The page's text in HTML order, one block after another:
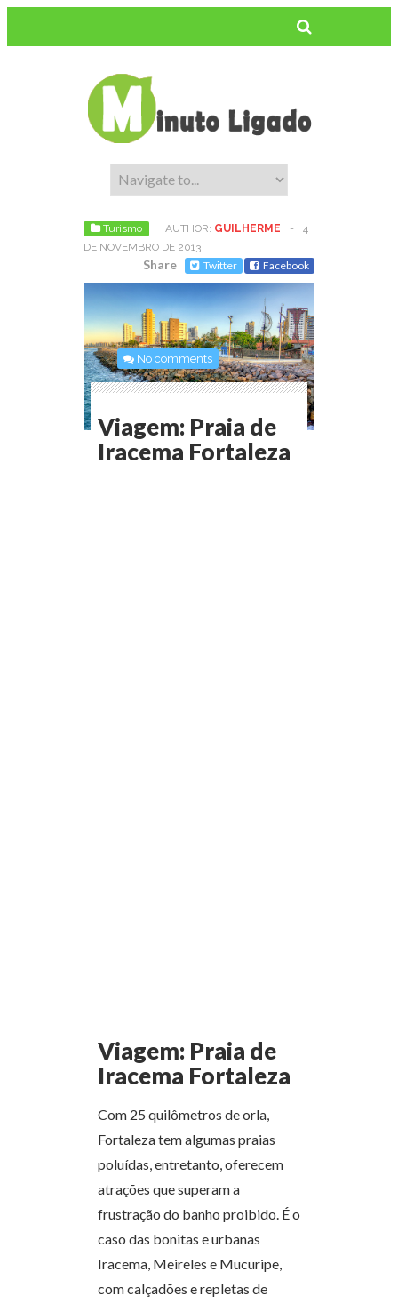
Turismo AUTHOR: GUILHERME -
4
DE NOVEMBRO DE 2013
Share Twitter Facebook
No comments
Viagem: Praia de
Iracema Fortaleza
Viagem: Praia de
Iracema Fortaleza
Com 25 quilômetros de orla,
Fortaleza tem algumas praias
poluídas, entretanto, oferecem
atrações que superam a
frustração do banho proibido. É o
caso das bonitas e urbanas
Iracema, Meireles e Mucuripe,
com calçadões e repletas de